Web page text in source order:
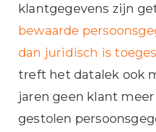
klantgegevens zijn
bewaarde
dan juridisch is
treft het datalek ook
jaren geen klant
gestolen